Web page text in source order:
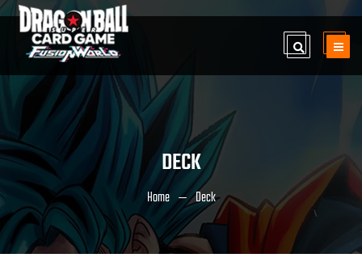
DECK
Home Deck